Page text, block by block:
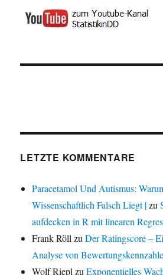
LETZTE KOMMENTARE
Paracetamol Und Autismus:
Wissenschaftlich Falsch Liegt |zu
aufdecken in R mit linearen
Frank Röll zuDer Ratingscore –
Analyse von
Wolf Riepl zuExponentielles